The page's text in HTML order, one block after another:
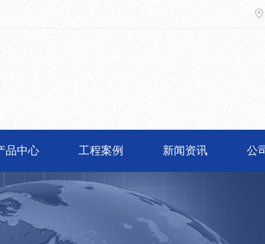
品中心 工程案例 新闻资讯
行业动态
公